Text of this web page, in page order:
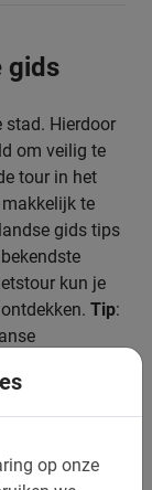
op onze
gids
stad. Hierdoor
om veilig te
tour in het
te
gids tips
kun je
Tip: